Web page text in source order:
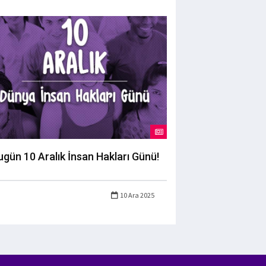
10 Aralık İnsan Hakları Günü!
10 Ara 2025